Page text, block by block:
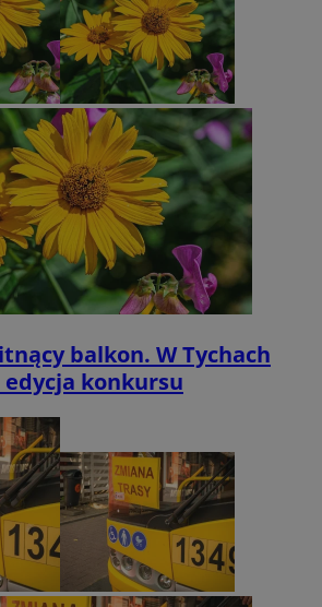
balkon. W Tychach
edycja konkursu